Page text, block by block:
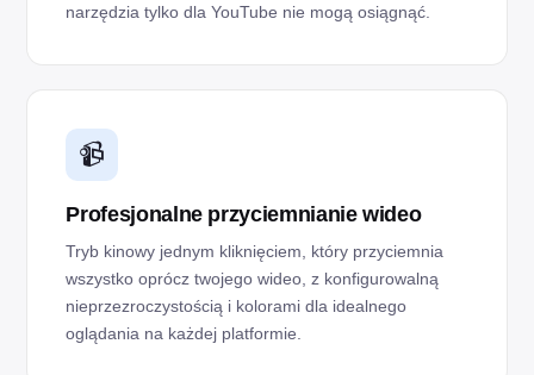
narzędzia tylko dla YouTube nie mogą osiągnąć.
📹
Profesjonalne przyciemnianie wideo
Tryb kinowy jednym kliknięciem, który przyciemnia
wszystko oprócz twojego wideo, z konfigurowalną
nieprzezroczystością i kolorami dla idealnego
oglądania na każdej platformie.